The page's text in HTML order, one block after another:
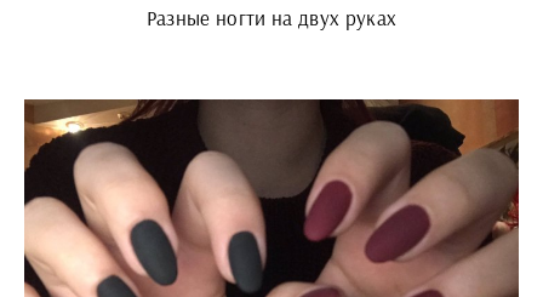
Разные ногти на двух руках